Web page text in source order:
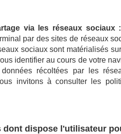
via les réseaux sociaux :
par des sites de réseaux
sociaux sont matérialisés
identifier au cours de votre
récoltées par les
invitons à consulter les
dispose l'utilisateur